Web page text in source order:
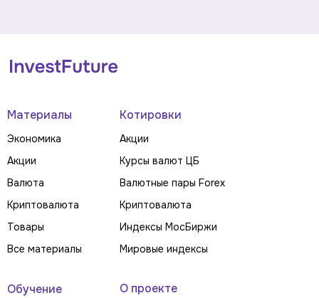
Материалы
Экономика
Акции
Валюта
Криптовалюта
Товары
Все материалы
Котировки
Акции
Курсы валют ЦБ
Валютные пары Forex
Криптовалюта
Индексы МосБиржи
Мировые индексы
Обучение О проекте